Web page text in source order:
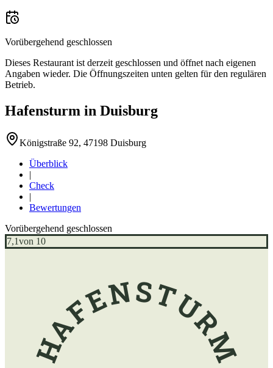
Vorübergehend geschlossen
Dieses Restaurant ist derzeit geschlossen und öffnet nach eigenen
Angaben wieder. Die Öffnungszeiten unten gelten für den regulären
Betrieb.
Hafensturm in Duisburg
Königstraße 92, 47198 Duisburg
Überblick
|
Check
|
Bewertungen
Vorübergehend geschlossen
7,1von 10
HAFENSTURM